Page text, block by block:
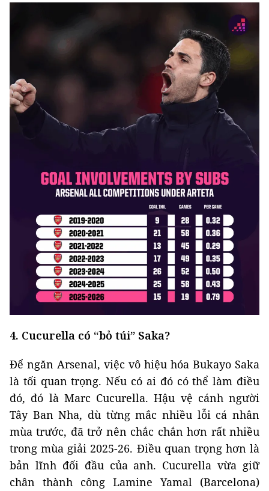
4. Cucurella có “bỏ túi” Saka?
Để ngăn Arsenal, việc vô hiệu hóa Bukayo Saka
là tối quan trọng. Nếu có ai đó có thể làm điều
đó, đó là Marc Cucurella. Hậu vệ cánh người
Tây Ban Nha, dù từng mắc nhiều lỗi cá nhân
mùa trước, đã trở nên chắc chắn hơn rất nhiều
trong mùa giải 2025-26. Điều quan trọng hơn là
bản lĩnh đối đầu của anh. Cucurella vừa giữ
chân thành công Lamine Yamal (Barcelona)